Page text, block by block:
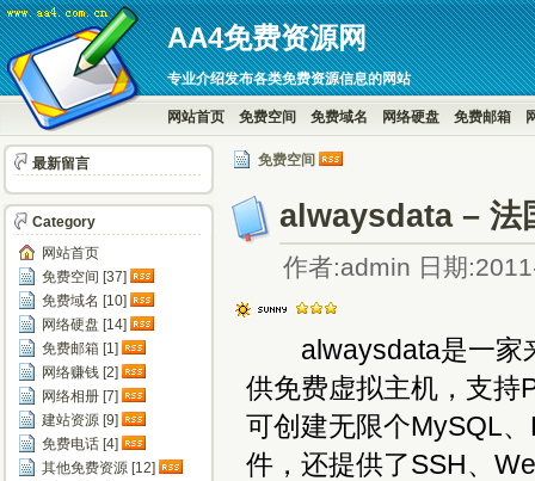
AA4免费资源网
专业介绍发布各类免费资源信息的网站
网站首页 免费空间 免费域名 网络硬盘 免费邮箱
免费空间
alwaysdata – 法
作者:admin 日期
alwaysdata是一家来
供免费虚拟主机，支持
可创建无限个MySQL
件，还提供了SSH、
最新留言
Category
网站首页
免费空间 [37]
免费域名 [10]
网络硬盘 [14]
免费邮箱 [1]
网络赚钱 [2]
网络相册 [7]
建站资源 [9]
免费电话 [4]
其他免费资源 [12]